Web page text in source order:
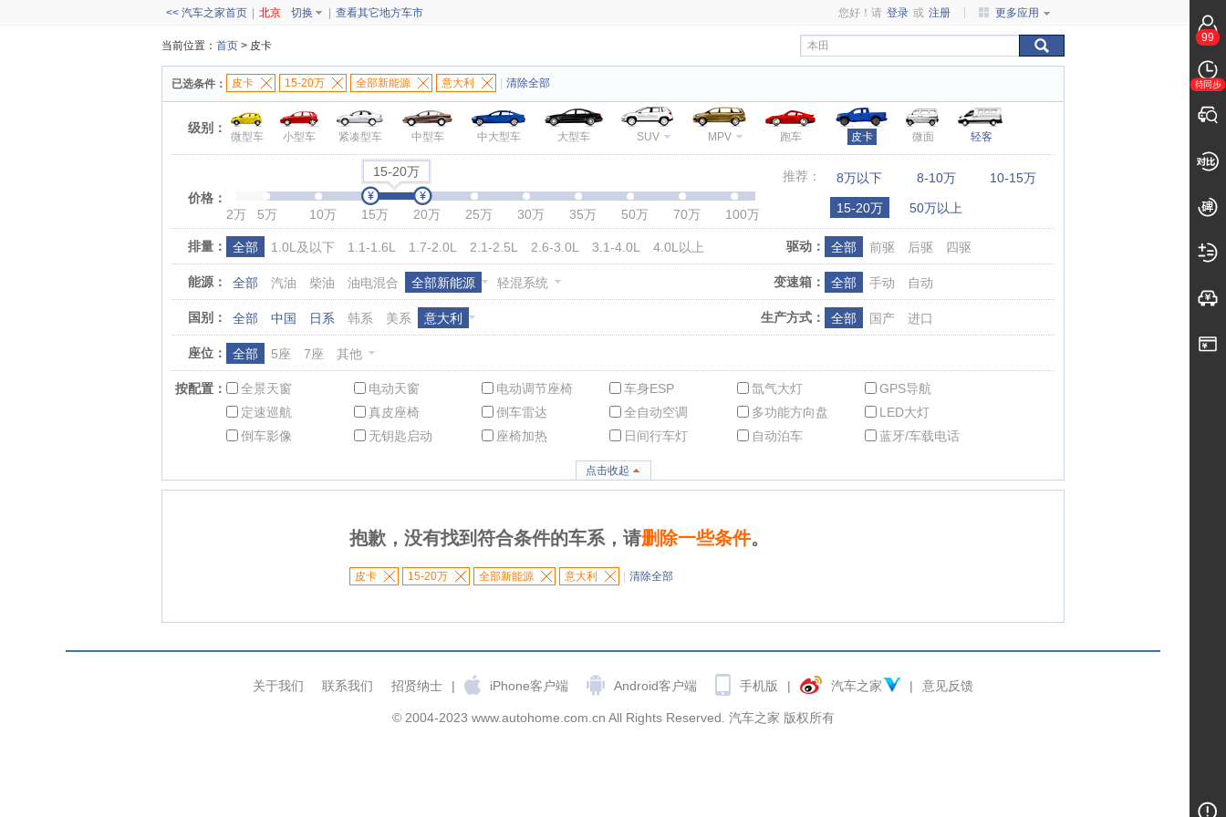
<< 汽车之家首页 北京 切换 查看其它地方车市 更多应用
您好！请 登录 或 注册
当前位置： 首页 > 皮卡
已选条件： 皮卡 15-20万 全部新能源 意大利 清除全部
级别：
微型车 小型车 紧凑型车 中型车 中大型车 大型车 SUV MPV 跑车 皮卡 微面 轻客
价格：
15-20万
2万 5万 10万 15万 20万 25万 30万 35万 50万 70万 100万
推荐： 8万以下 8-10万 10-15万
15-20万 50万以上
排量： 全部 1.0L及以下 1.1-1.6L 1.7-2.0L 2.1-2.5L 2.6-3.0L 3.1-4.0L 4.0L以上 驱动： 全部 前驱 后驱 四驱
能源： 全部 汽油 柴油 油电混合 全部新能源 轻混系统 变速箱： 全部 手动 自动
国别： 全部 中国 日系 韩系 美系 意大利 生产方式： 全部 国产 进口
座位： 全部 5座 7座 其他
按配置： 全景天窗 电动天窗 电动调节座椅 车身ESP 氙气大灯
GPS导航
定速巡航
真皮座椅 倒车雷达 全自动空调 多功能方向盘
LED大灯
倒车影像
无钥匙启动 座椅加热 日间行车灯 自动泊车 蓝牙/车载电话
点击收起
抱歉，没有找到符合条件的车系，请删除一些条件。
皮卡 15-20万 全部新能源 意大利 清除全部
关于我们 联系我们 招贤纳士 | iPhone客户端 Android客户端 手机版 | 汽车之家 | 意见反馈
© 2004-2023 www.autohome.com.cn All Rights Reserved. 汽车之家 版权所有
99
待同步